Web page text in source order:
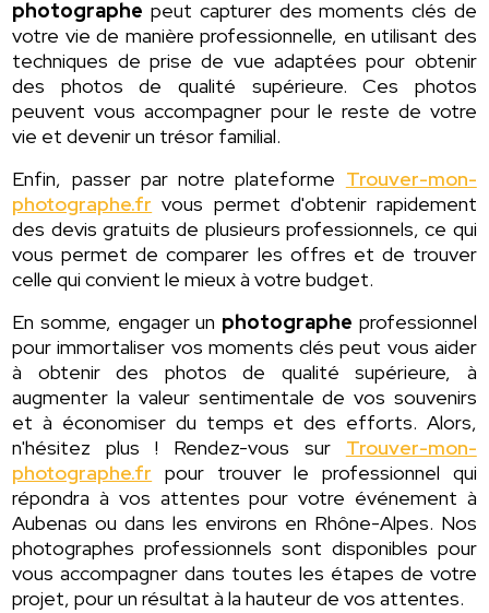
photographe peut capturer des moments clés de
votre vie de manière professionnelle, en utilisant des
techniques de prise de vue adaptées pour obtenir
des photos de qualité supérieure. Ces photos
peuvent vous accompagner pour le reste de votre
vie et devenir un trésor familial.
Enfin, passer par notre plateforme Trouver-mon-
photographe.fr vous permet d'obtenir rapidement
des devis gratuits de plusieurs professionnels, ce qui
vous permet de comparer les offres et de trouver
celle qui convient le mieux à votre budget.
En somme, engager un photographe professionnel
pour immortaliser vos moments clés peut vous aider
à obtenir des photos de qualité supérieure, à
augmenter la valeur sentimentale de vos souvenirs
et à économiser du temps et des efforts. Alors,
n'hésitez plus ! Rendez-vous sur Trouver-mon-
photographe.fr pour trouver le professionnel qui
répondra à vos attentes pour votre événement à
Aubenas ou dans les environs en Rhône-Alpes. Nos
photographes professionnels sont disponibles pour
vous accompagner dans toutes les étapes de votre
projet, pour un résultat à la hauteur de vos attentes.